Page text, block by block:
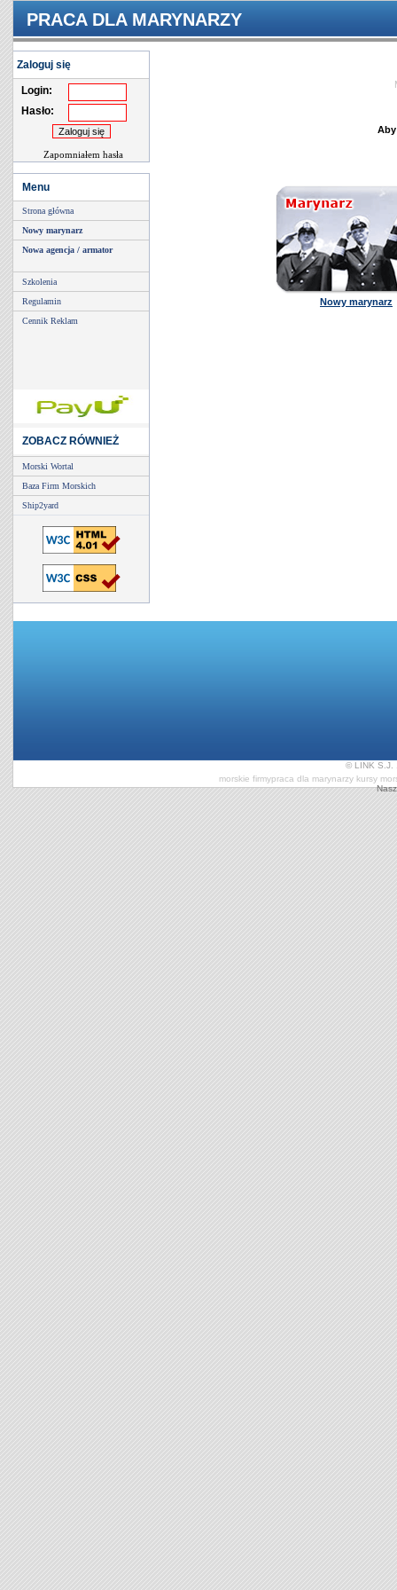
PRACA DLA MARYNARZY
Zaloguj się
Login:
Hasło:
Zapomniałem hasła
Menu
Strona główna
Nowy marynarz
Nowa agencja / armator
Szkolenia
Regulamin
Cennik Reklam
ZOBACZ RÓWNIEŻ
Morski Wortal
Baza Firm Morskich
Ship2yard
Nowy marynarz
© LINK S.J.
morskie firmypraca dla marynarzy kursy